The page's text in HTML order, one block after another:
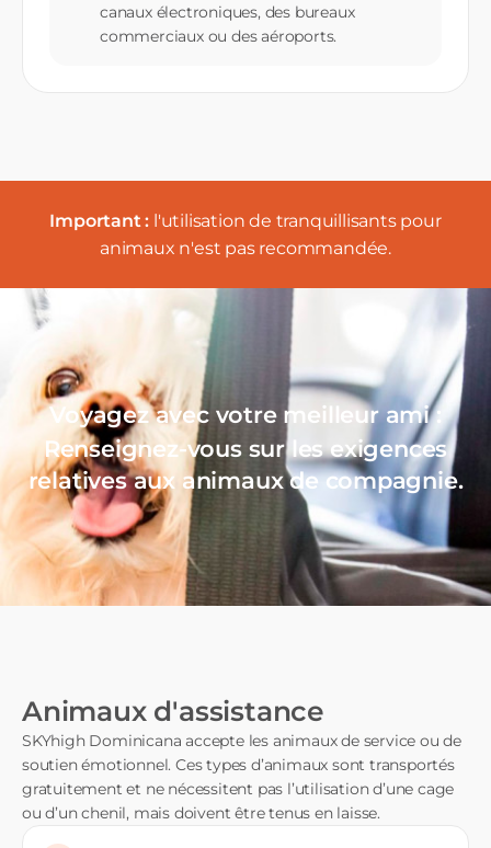
canaux électroniques, des bureaux
commerciaux ou des aéroports.
Important : l'utilisation de tranquillisants pour
animaux n'est pas recommandée.
Voyagez avec votre meilleur ami :
Renseignez-vous sur les exigences
relatives aux animaux de compagnie.
Animaux d'assistance
SKYhigh Dominicana accepte les animaux de service ou de
soutien émotionnel. Ces types d’animaux sont transportés
gratuitement et ne nécessitent pas l’utilisation d’une cage
ou d’un chenil, mais doivent être tenus en laisse.